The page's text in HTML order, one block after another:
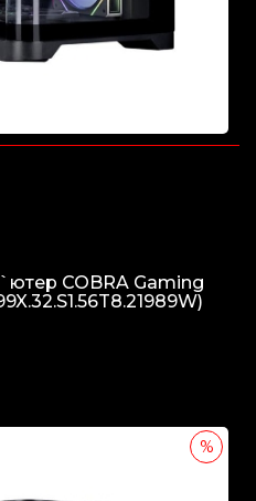
COBRA Gaming